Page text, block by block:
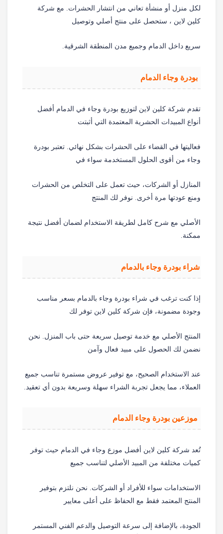
لكل منزل أو منشأة تعاني من انتشار الحشرات. مع شركة
كلين لاين ، ستحصل على منتج أصلي وتوصيل
سريع داخل الدمام وجميع مدن المنطقة الشرقية.
بودرة وجاء الدمام
تقدم شركة كلين لاين لتوزيع بودرة وجاء في الدمام أفضل
أنواع المبيدات الحشرية المعتمدة التي أثبتت
فعاليتها في القضاء على الحشرات بشكل نهائي. تعتبر بودرة
وجاء من أقوى الحلول المستخدمة سواء في
المنازل أو الشركات، حيث تعمل على التخلص من الحشرات
ومنع عودتها مرة أخرى. نوفر لك المنتج
الأصلي مع شرح كامل لطريقة الاستخدام لضمان أفضل نتيجة
ممكنة.
شراء بودرة وجاء بالدمام
إذا كنت ترغب في شراء بودرة وجاء بالدمام بسعر مناسب
وجودة مضمونة، فإن شركة كلين لاين توفر لك
المنتج الأصلي مع خدمة توصيل سريعة حتى باب المنزل. نحن
نضمن لك الحصول على مبيد فعال وآمن
عند الاستخدام الصحيح، مع توفير عروض مستمرة تناسب جميع
العملاء، مما يجعل تجربة الشراء سهلة وسريعة بدون أي تعقيد.
موزعين بودرة وجاء الدمام
تُعد شركة كلين لاين أفضل موزع وجاء في الدمام حيث توفر
كميات مختلفة من المبيد الأصلي لتناسب جميع
الاستخدامات سواء للأفراد أو الشركات. نحن نلتزم بتوفير
المنتج المعتمد فقط مع الحفاظ على أعلى معايير
الجودة، بالإضافة إلى سرعة التوصيل والدعم الفني المستمر